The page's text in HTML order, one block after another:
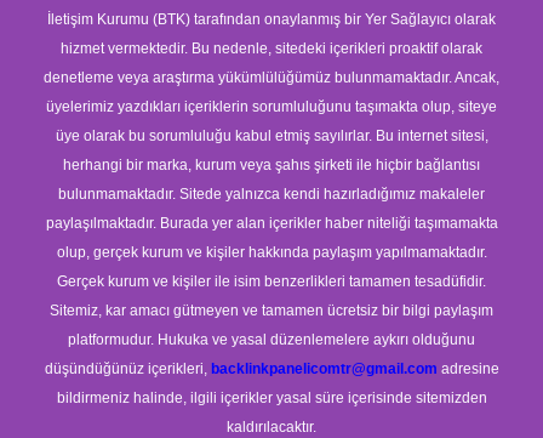
İletişim Kurumu (BTK) tarafından onaylanmış bir Yer Sağlayıcı olarak
hizmet vermektedir. Bu nedenle, sitedeki içerikleri proaktif olarak
denetleme veya araştırma yükümlülüğümüz bulunmamaktadır. Ancak,
üyelerimiz yazdıkları içeriklerin sorumluluğunu taşımakta olup, siteye
üye olarak bu sorumluluğu kabul etmiş sayılırlar. Bu internet sitesi,
herhangi bir marka, kurum veya şahıs şirketi ile hiçbir bağlantısı
bulunmamaktadır. Sitede yalnızca kendi hazırladığımız makaleler
paylaşılmaktadır. Burada yer alan içerikler haber niteliği taşımamakta
olup, gerçek kurum ve kişiler hakkında paylaşım yapılmamaktadır.
Gerçek kurum ve kişiler ile isim benzerlikleri tamamen tesadüfidir.
Sitemiz, kar amacı gütmeyen ve tamamen ücretsiz bir bilgi paylaşım
platformudur. Hukuka ve yasal düzenlemelere aykırı olduğunu
düşündüğünüz içerikleri, backlinkpanelicomtr@gmail.com adresine
bildirmeniz halinde, ilgili içerikler yasal süre içerisinde sitemizden
kaldırılacaktır.